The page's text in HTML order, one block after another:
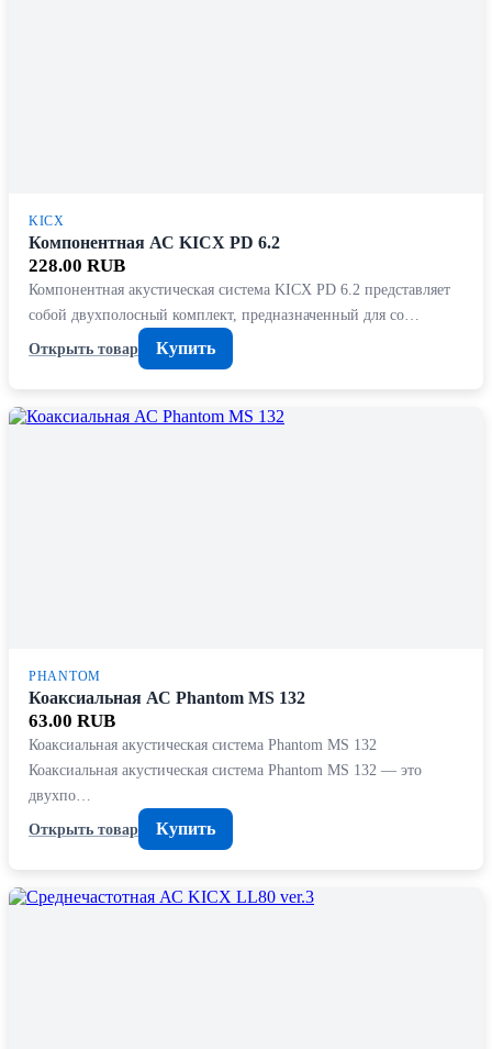
KICX
Компонентная АС KICX PD 6.2
228.00 RUB
Компонентная акустическая система KICX PD 6.2 представляет
собой двухполосный комплект, предназначенный для со…
Открыть товар
Купить
PHANTOM
Коаксиальная АС Phantom MS 132
63.00 RUB
Коаксиальная акустическая система Phantom MS 132
Коаксиальная акустическая система Phantom MS 132 — это
двухпо…
Открыть товар
Купить